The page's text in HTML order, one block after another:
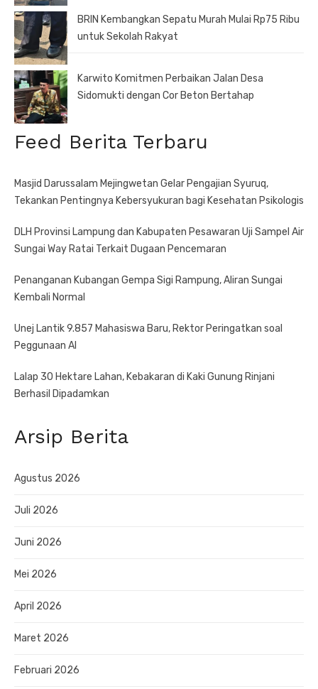
BRIN Kembangkan Sepatu Murah Mulai Rp75 Ribu
untuk Sekolah Rakyat
Karwito Komitmen Perbaikan Jalan Desa
Sidomukti dengan Cor Beton Bertahap
Feed Berita Terbaru
Masjid Darussalam Mejingwetan Gelar Pengajian Syuruq,
Tekankan Pentingnya Kebersyukuran bagi Kesehatan Psikologis
DLH Provinsi Lampung dan Kabupaten Pesawaran Uji Sampel Air
Sungai Way Ratai Terkait Dugaan Pencemaran
Penanganan Kubangan Gempa Sigi Rampung, Aliran Sungai
Kembali Normal
Unej Lantik 9.857 Mahasiswa Baru, Rektor Peringatkan soal
Peggunaan AI
Lalap 30 Hektare Lahan, Kebakaran di Kaki Gunung Rinjani
Berhasil Dipadamkan
Arsip Berita
Agustus 2026
Juli 2026
Juni 2026
Mei 2026
April 2026
Maret 2026
Februari 2026